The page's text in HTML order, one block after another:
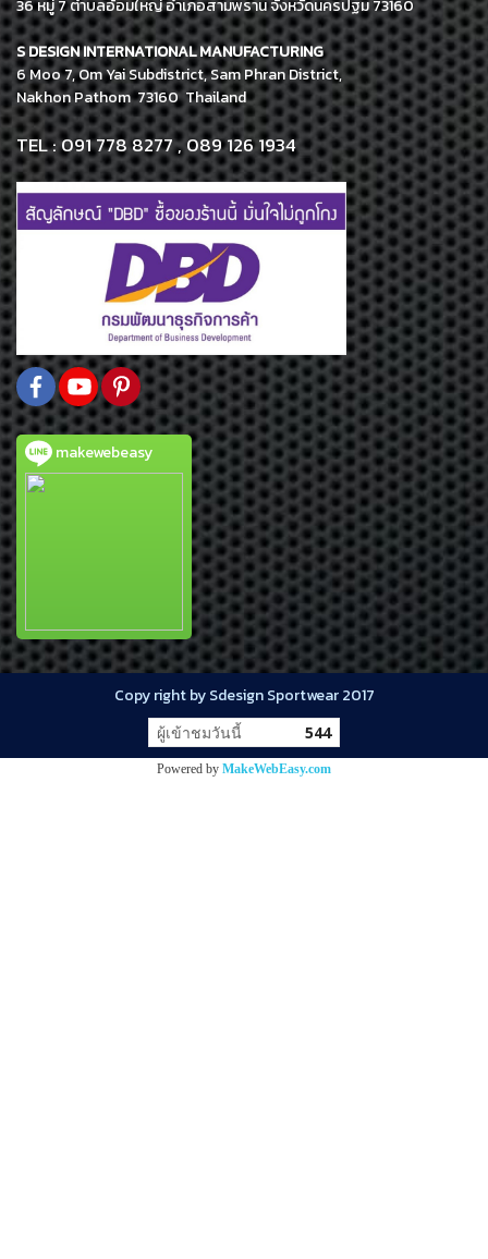
36 หมู่ 7 ตำบลอ้อมใหญ่ อำเภอสามพราน จังหวัดนครปฐม 73160
S DESIGN INTERNATIONAL MANUFACTURING
6 Moo 7, Om Yai Subdistrict, Sam Phran District,
Nakhon Pathom 73160 Thailand
TEL : 091 778 8277 , 089 126 1934
makewebeasy
Copy right by Sdesign Sportwear 2017
ผู้เข้าชมวันนี้ 544
Powered by MakeWebEasy.com